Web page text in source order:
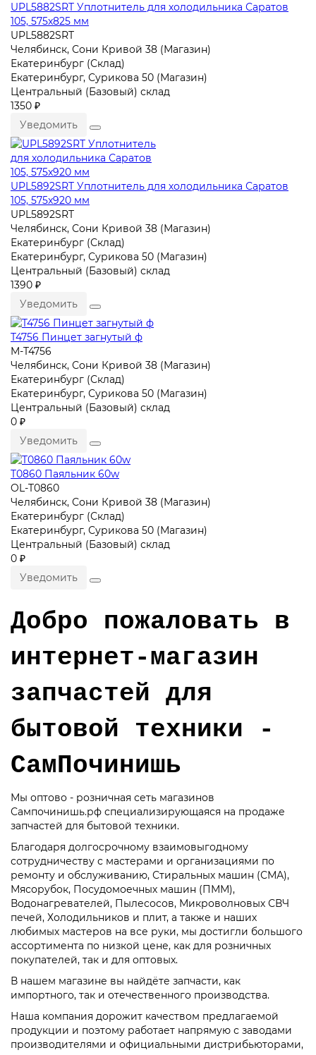
UPL5882SRT Уплотнитель для холодильника Саратов
105, 575x825 мм
UPL5882SRT
Челябинск, Сони Кривой 38 (Магазин)
Екатеринбург (Склад)
Екатеринбург, Сурикова 50 (Магазин)
Центральный (Базовый) склад
1350 ₽
Уведомить
UPL5892SRT Уплотнитель для холодильника Саратов
105, 575x920 мм
UPL5892SRT
Челябинск, Сони Кривой 38 (Магазин)
Екатеринбург (Склад)
Екатеринбург, Сурикова 50 (Магазин)
Центральный (Базовый) склад
1390 ₽
Уведомить
T4756 Пинцет загнутый ф
M-T4756
Челябинск, Сони Кривой 38 (Магазин)
Екатеринбург (Склад)
Екатеринбург, Сурикова 50 (Магазин)
Центральный (Базовый) склад
0 ₽
Уведомить
T0860 Паяльник 60w
OL-T0860
Челябинск, Сони Кривой 38 (Магазин)
Екатеринбург (Склад)
Екатеринбург, Сурикова 50 (Магазин)
Центральный (Базовый) склад
0 ₽
Уведомить
Добро пожаловать в
интернет-магазин
запчастей для
бытовой техники -
СамПочинишь
Мы оптово - розничная сеть магазинов
Сампочинишь.рф специализирующаяся на продаже
запчастей для бытовой техники.
Благодаря долгосрочному взаимовыгодному
сотрудничеству с мастерами и организациями по
ремонту и обслуживанию, Стиральных машин (СМА),
Мясорубок, Посудомоечных машин (ПММ),
Водонагревателей, Пылесосов, Микроволновых СВЧ
печей, Холодильников и плит, а также и наших
любимых мастеров на все руки, мы достигли большого
ассортимента по низкой цене, как для розничных
покупателей, так и для оптовых.
В нашем магазине вы найдёте запчасти, как
импортного, так и отечественного производства.
Наша компания дорожит качеством предлагаемой
продукции и поэтому работает напрямую с заводами
производителями и официальными дистрибьюторами,